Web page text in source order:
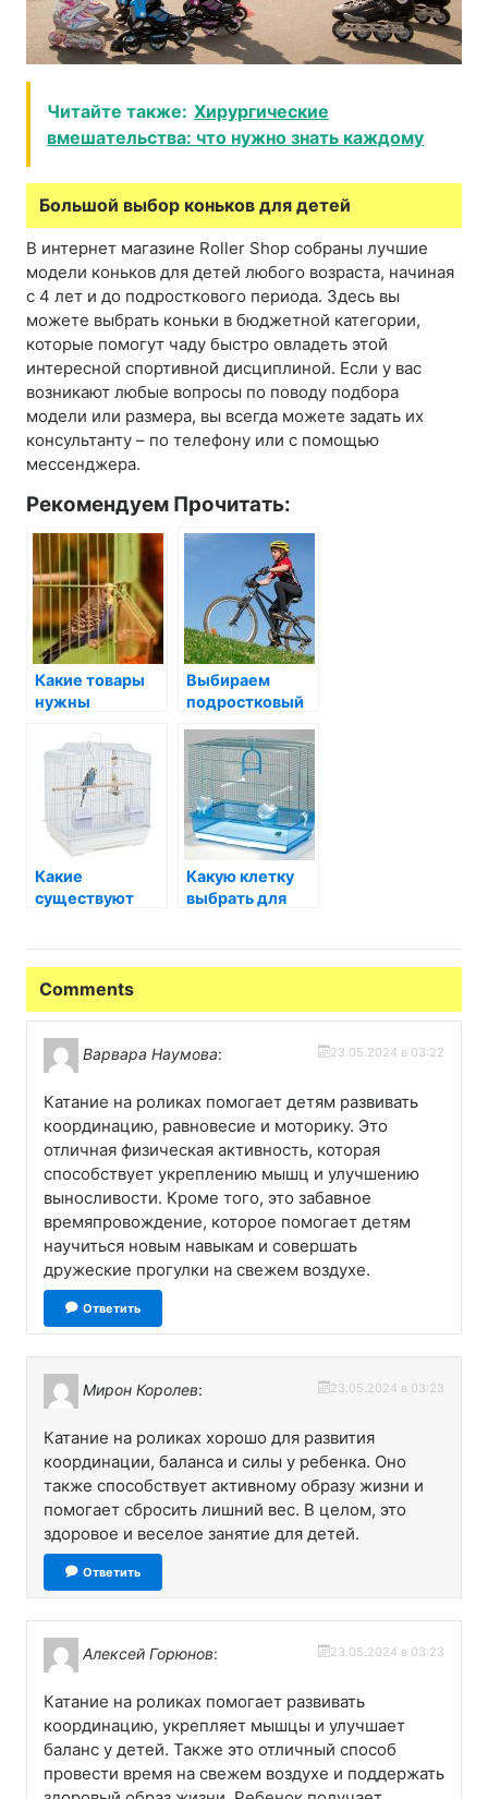
Читайте также: Хирургические
вмешательства: что нужно знать каждому
Большой выбор коньков для детей
В интернет магазине Roller Shop собраны лучшие
модели коньков для детей любого возраста, начиная
с 4 лет и до подросткового периода. Здесь вы
можете выбрать коньки в бюджетной категории,
которые помогут чаду быстро овладеть этой
интересной спортивной дисциплиной. Если у вас
возникают любые вопросы по поводу подбора
модели или размера, вы всегда можете задать их
консультанту – по телефону или с помощью
мессенджера.
Рекомендуем Прочитать:
Какие товары
нужны
Выбираем
подростковый
Какие
существуют
Какую клетку
выбрать для
Comments
Варвара Наумова: 23.05.2024 в 03:22
Катание на роликах помогает детям развивать
координацию, равновесие и моторику. Это
отличная физическая активность, которая
способствует укреплению мышц и улучшению
выносливости. Кроме того, это забавное
времяпровождение, которое помогает детям
научиться новым навыкам и совершать
дружеские прогулки на свежем воздухе.
Ответить
Мирон Королев: 23.05.2024 в 03:23
Катание на роликах хорошо для развития
координации, баланса и силы у ребенка. Оно
также способствует активному образу жизни и
помогает сбросить лишний вес. В целом, это
здоровое и веселое занятие для детей.
Ответить
Алексей Горюнов: 23.05.2024 в 03:23
Катание на роликах помогает развивать
координацию, укрепляет мышцы и улучшает
баланс у детей. Также это отличный способ
провести время на свежем воздухе и поддержать